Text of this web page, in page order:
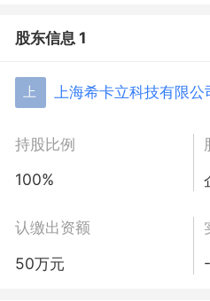
股东信息 1
上 上海希卡立科技有限公
持股比例
100%
认缴出资额
50万元
-